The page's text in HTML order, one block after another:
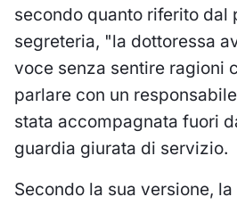
secondo quanto riferito dal
segreteria, "la dottoressa
voce senza sentire ragioni
parlare con un
stata accompagnata fuori
guardia giurata di servizio.
Secondo la sua versione,